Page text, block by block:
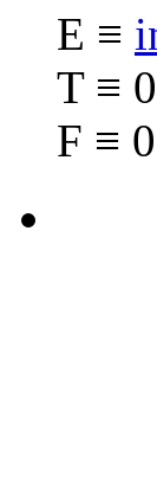
E ≡
T ≡
F ≡